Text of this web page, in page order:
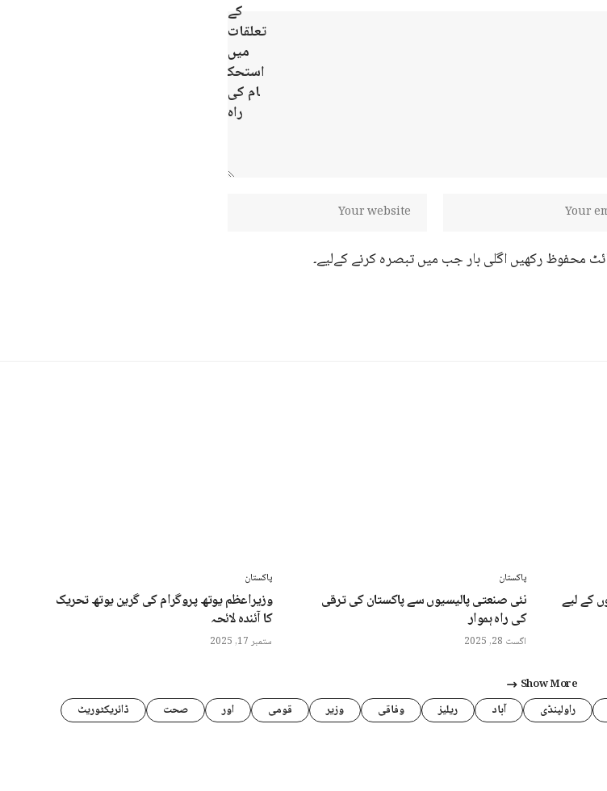
محفوظ رکھیں اگلی بار جب میں تبصرہ کرنے کےلیے۔
کے لیے
پاکستان
نئی صنعتی پالیسیوں سے پاکستان کی ترقی
کی راہ ہموار
اگست 28, 2025
پاکستان
وزیراعظم یوتھ پروگرام کی گرین یوتھ تحریک
کا آئندہ لائحہ
ستمبر 17, 2025
Show More
راولپنڈی آباد ریلیز وفاقی وزیر قومی اور صحت
ڈائریکٹوریٹ